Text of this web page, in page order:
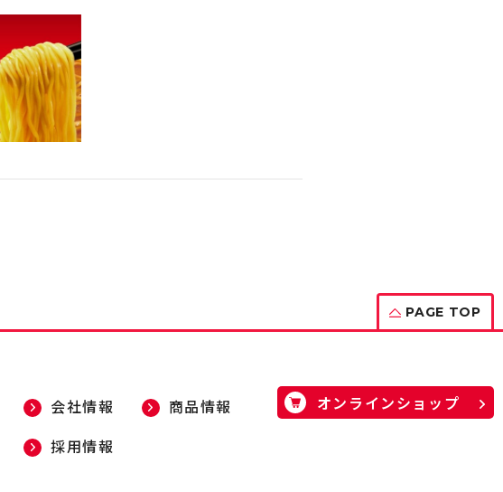
PAGE TOP
会社情報
商品情報
採用情報
オンラインショップ